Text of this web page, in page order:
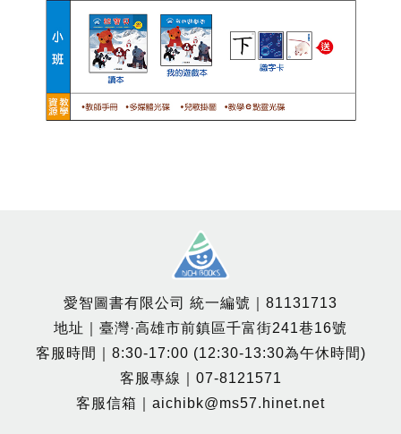
愛智圖書有限公司 統一編號｜81131713
地址｜臺灣·高雄市前鎮區千富街241巷16號
客服時間｜8:30-17:00 (12:30-13:30為午休時間)
客服專線｜07-8121571
客服信箱｜aichibk@ms57.hinet.net